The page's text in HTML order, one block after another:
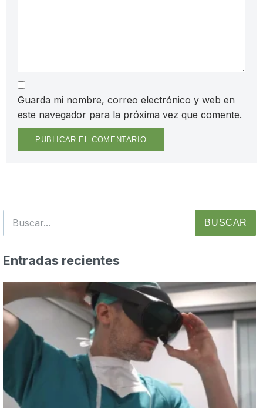
Guarda mi nombre, correo electrónico y web en
este navegador para la próxima vez que comente.
BUSCAR
Entradas recientes